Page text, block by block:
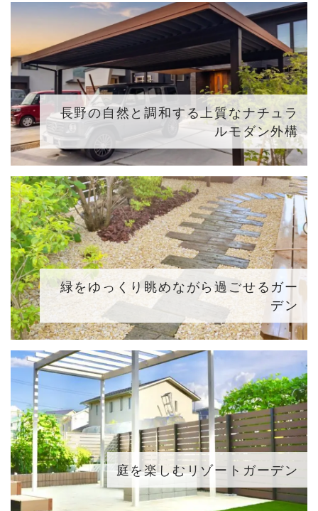
長野の自然と調和する上質なナチュラ
ルモダン外構
緑をゆっくり眺めながら過ごせるガー
デン
庭を楽しむリゾートガーデン